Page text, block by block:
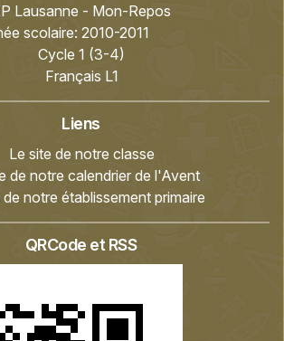
Lausanne - Mon-Repos
scolaire: 2010-2011
Cycle 1 (3-4)
Français L1
Liens
Le site de notre classe
de notre calendrier de l'Avent
de notre établissement primaire
QRCode et RSS